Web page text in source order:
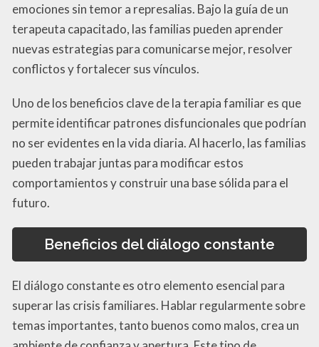
emociones sin temor a represalias. Bajo la guía de un
terapeuta capacitado, las familias pueden aprender
nuevas estrategias para comunicarse mejor, resolver
conflictos y fortalecer sus vínculos.
Uno de los beneficios clave de la terapia familiar es que
permite identificar patrones disfuncionales que podrían
no ser evidentes en la vida diaria. Al hacerlo, las familias
pueden trabajar juntas para modificar estos
comportamientos y construir una base sólida para el
futuro.
Beneficios del diálogo constante
El diálogo constante es otro elemento esencial para
superar las crisis familiares. Hablar regularmente sobre
temas importantes, tanto buenos como malos, crea un